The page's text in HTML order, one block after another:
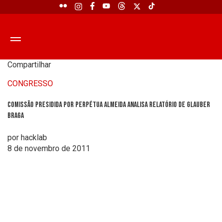
Compartilhar
CONGRESSO
Comissão presidida por Perpétua Almeida analisa relatório de Glauber
Braga
por hacklab
8 de novembro de 2011